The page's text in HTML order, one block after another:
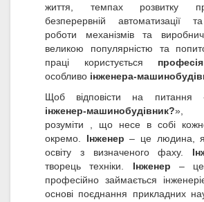
життя, темпах розвитку
безперервній автоматизації та
роботи механізмів та
великою популярністю та
праці користується
особливо інженера-
Щоб відповісти на питання
інженер-машинобудівник?»,
розуміти , що несе в собі
окремо. Інженер – це людина,
освіту з визначеного фаху.
творець техніки. Інженер –
професійно займається
основі поєднання прикладних